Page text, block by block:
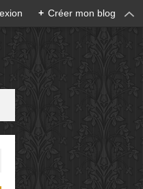
+ Créer mon blog